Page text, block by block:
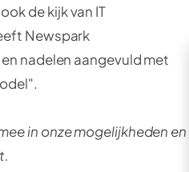
de kijk van IT
Newspark
nadelen aangevuld met
in onze mogelijkheden en